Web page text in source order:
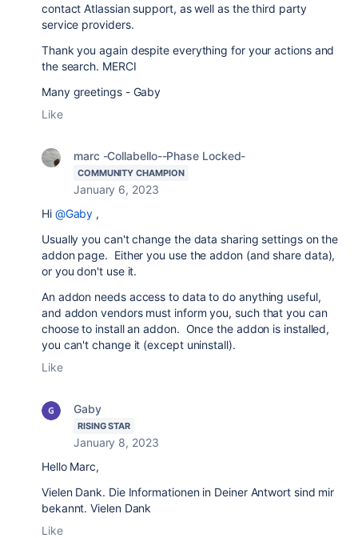
contact Atlassian support, as well as the third party
service providers.
Thank you again despite everything for your actions and
the search. MERCI
Many greetings - Gaby
Like
marc -Collabello--Phase Locked-
COMMUNITY CHAMPION
January 6, 2023
Hi @Gaby ,
Usually you can't change the data sharing settings on the
addon page. Either you use the addon (and share data),
or you don't use it.
An addon needs access to data to do anything useful,
and addon vendors must inform you, such that you can
choose to install an addon. Once the addon is installed,
you can't change it (except uninstall).
Like
Gaby
RISING STAR
January 8, 2023
Hello Marc,
Vielen Dank. Die Informationen in Deiner Antwort sind mir
bekannt. Vielen Dank
Like